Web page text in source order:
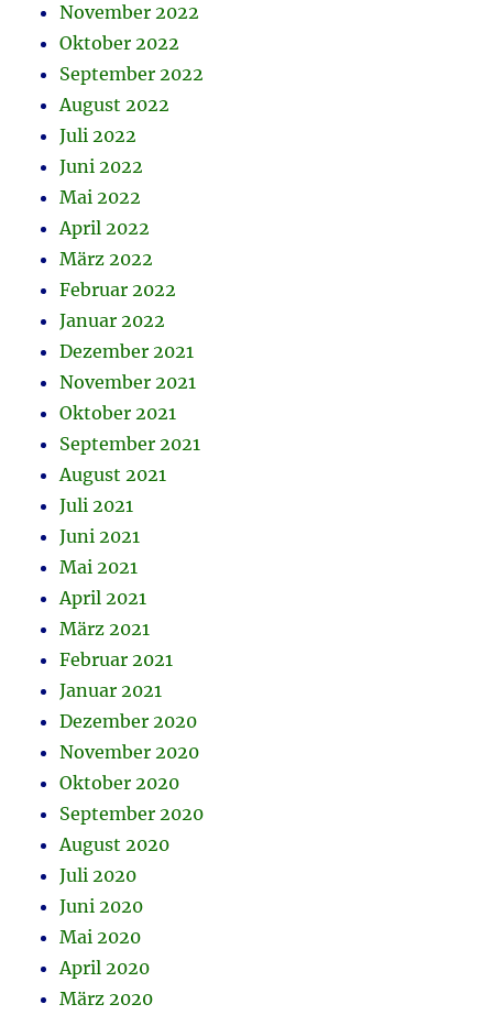
November 2022
Oktober 2022
September 2022
August 2022
Juli 2022
Juni 2022
Mai 2022
April 2022
März 2022
Februar 2022
Januar 2022
Dezember 2021
November 2021
Oktober 2021
September 2021
August 2021
Juli 2021
Juni 2021
Mai 2021
April 2021
März 2021
Februar 2021
Januar 2021
Dezember 2020
November 2020
Oktober 2020
September 2020
August 2020
Juli 2020
Juni 2020
Mai 2020
April 2020
März 2020